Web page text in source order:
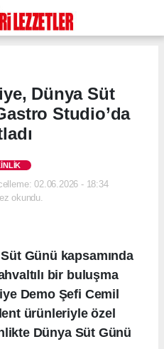
Dünya Süt
Studio’da
02.06.2026 - 18:34
okundu.
Günü kapsamında
bir buluşma
Demo Şefi Cemil
ürünleriyle özel
Dünya Süt Günü